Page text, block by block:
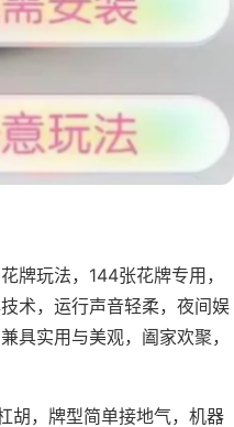
牌玩法，144张花牌专用，
术，运行声音轻柔，夜间娱
具实用与美观，阖家欢聚，
胡，牌型简单接地气，机器